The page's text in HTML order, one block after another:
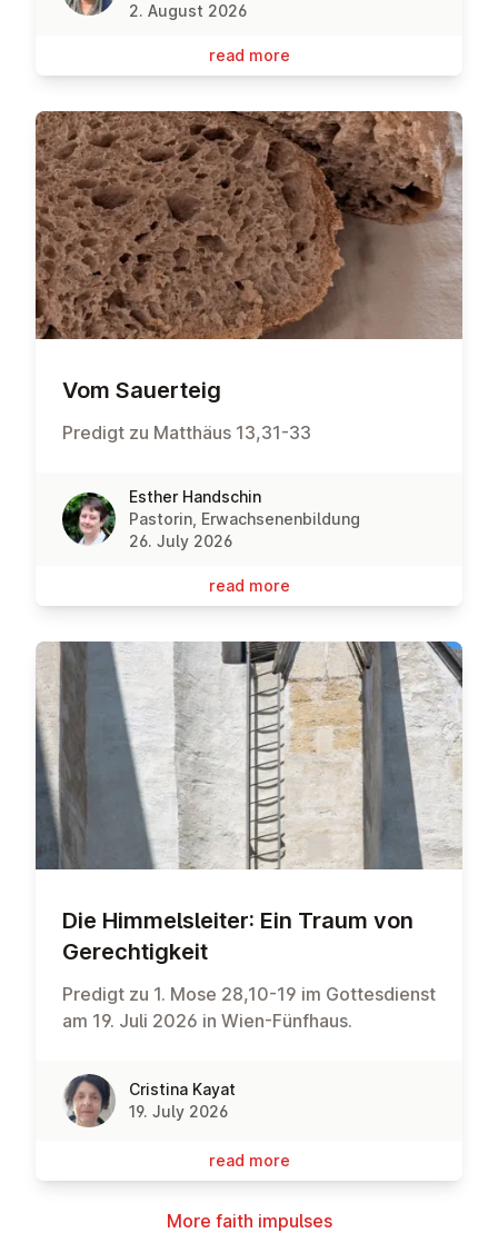
2. August 2026
read more
Vom Sauerteig
Predigt zu Matthäus 13,31-33
Esther Handschin
Pastorin, Erwachsenenbildung
26. July 2026
read more
Die Him­melsleit­er: Ein Traum von
Gerechtigkeit
Predigt zu 1. Mose 28,10-19 im Gottesdienst
am 19. Juli 2026 in Wien-Fünfhaus.
Cristina Kayat
19. July 2026
read more
More faith impulses